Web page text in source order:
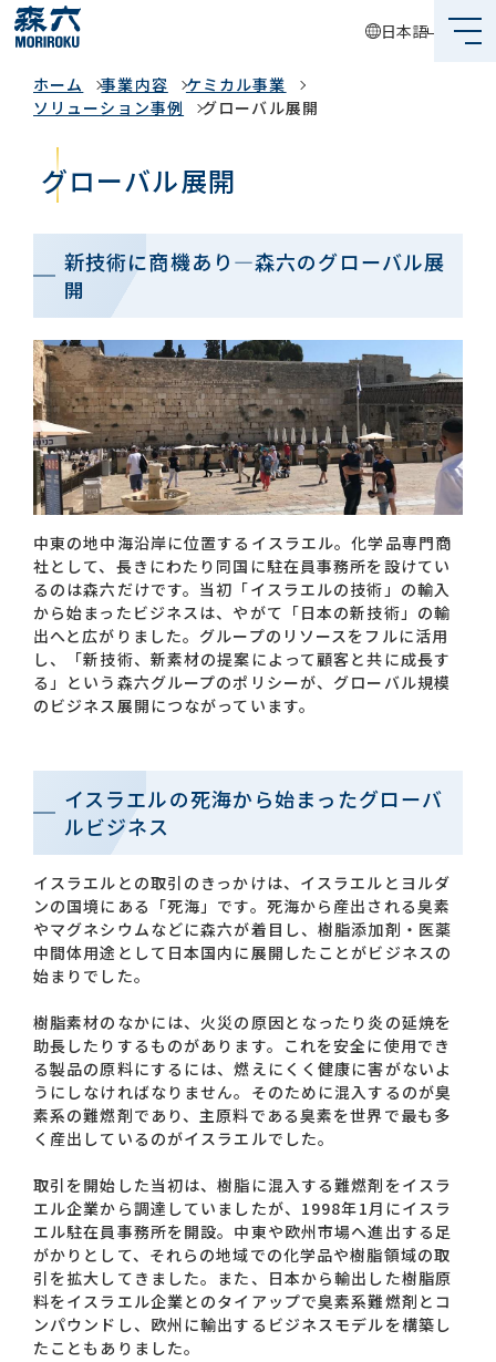
日本語
森六って何？
企業情報
事業内容
サステナビリティ
採用情報
グローバルネットワーク
お問い合わせ一覧
#会社概要
#森六って何？
#グローバルネットワーク
#ダイバーシティ＆インクルージョン
#統合報告書
ホーム 事業内容
ケミカル事業
ソリューション事例
グローバル展開
グローバル展開
新技術に商機あり—森六のグローバル展
開
中東の地中海沿岸に位置するイスラエル。化学品専門商
社として、長きにわたり同国に駐在員事務所を設けてい
るのは森六だけです。当初「イスラエルの技術」の輸入
から始まったビジネスは、やがて「日本の新技術」の輸
出へと広がりました。グループのリソースをフルに活用
し、「新技術、新素材の提案によって顧客と共に成長す
る」という森六グループのポリシーが、グローバル規模
のビジネス展開につながっています。
イスラエルの死海から始まったグローバ
ルビジネス
イスラエルとの取引のきっかけは、イスラエルとヨルダ
ンの国境にある「死海」です。死海から産出される臭素
やマグネシウムなどに森六が着目し、樹脂添加剤・医薬
中間体用途として日本国内に展開したことがビジネスの
始まりでした。
樹脂素材のなかには、火災の原因となったり炎の延焼を
助長したりするものがあります。これを安全に使用でき
る製品の原料にするには、燃えにくく健康に害がないよ
うにしなければなりません。そのために混入するのが臭
素系の難燃剤であり、主原料である臭素を世界で最も多
く産出しているのがイスラエルでした。
取引を開始した当初は、樹脂に混入する難燃剤をイスラ
エル企業から調達していましたが、1998年1月にイスラ
エル駐在員事務所を開設。中東や欧州市場へ進出する足
がかりとして、それらの地域での化学品や樹脂領域の取
引を拡大してきました。また、日本から輸出した樹脂原
料をイスラエル企業とのタイアップで臭素系難燃剤とコ
ンパウンドし、欧州に輸出するビジネスモデルを構築し
たこともありました。